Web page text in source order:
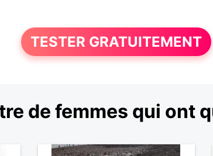
TESTER GRATUITEMENT
de femmes qui ont